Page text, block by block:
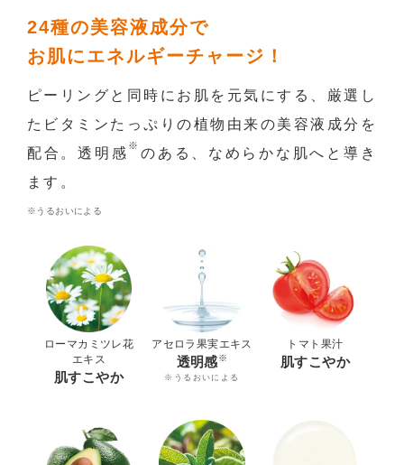
24種の美容液成分で
お肌にエネルギーチャージ！
ピーリングと同時にお肌を元気にする、厳選し
たビタミンたっぷりの植物由来の美容液成分を
配合。透明感 ※ のある、なめらかな肌へと導き
ます。
※うるおいによる
ローマカミツレ花
エキス
肌すこやか
アセロラ果実エキス
透明感※
※うるおいによる
トマト果汁
肌すこやか